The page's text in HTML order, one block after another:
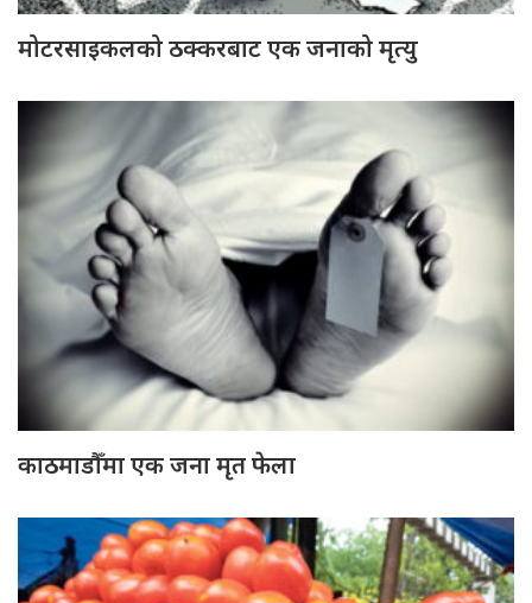
मोटरसाइकलको ठक्करबाट एक जनाको मृत्यु
काठमाडौँमा एक जना मृत फेला